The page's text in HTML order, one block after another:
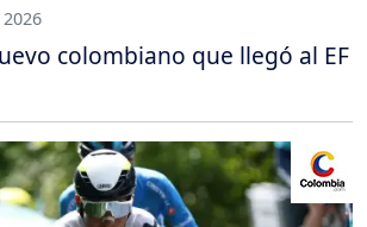
colombiano que llegó al EF